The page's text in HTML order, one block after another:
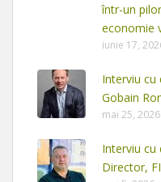
într-un
economie
iunie 17,
Interviu cu
Gobain
mai 25, 2026
Interviu cu
Director,